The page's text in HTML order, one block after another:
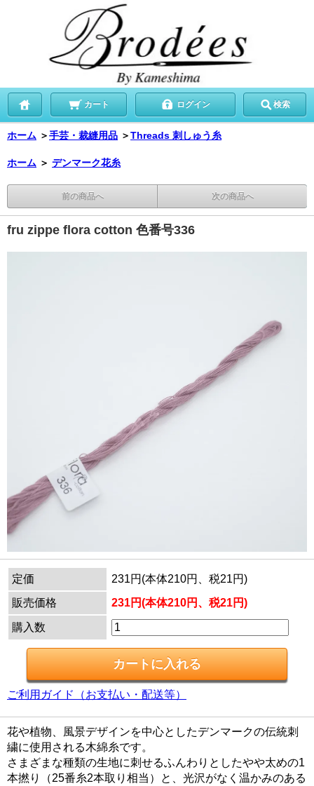
カート ログイン 検索
ホーム ＞手芸・裁縫用品 ＞Threads 刺しゅう糸
ホーム ＞ デンマーク花糸
前の商品へ 次の商品へ
fru zippe flora cotton 色番号336
定価
231円(本体210円、税21円)
販売価格
231円(本体210円、税21円)
購入数
ご利用ガイド（お支払い・配送等）
花や植物、風景デザインを中心としたデンマークの伝統刺
繍に使用される木綿糸です。
さまざまな種類の生地に刺せるふんわりとしたやや太めの1
本撚り（25番糸2本取り相当）と、光沢がなく温かみのある